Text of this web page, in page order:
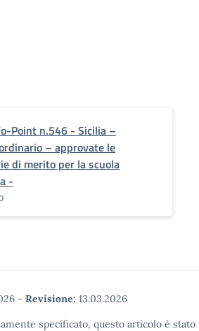
Point n.546 - Sicilia –
– approvate le
di merito per la scuola
-
- Revisione: 13.03.2026
specificato, questo articolo è